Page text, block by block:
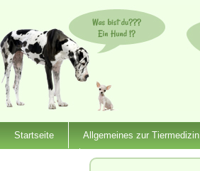
Startseite Allgemeines zur Tiermedizin